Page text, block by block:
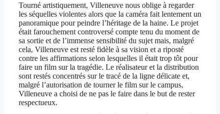
Tourné artistiquement, Villeneuve nous oblige à regarder
les séquelles violentes alors que la caméra fait lentement un
panoramique pour peindre l’héritage de la haine. Le projet
était farouchement controversé compte tenu du moment de
sa sortie et de l’immense sensibilité du sujet mais, malgré
cela, Villeneuve est resté fidèle à sa vision et a riposté
contre les affirmations selon lesquelles il était trop tôt pour
faire un film sur la tragédie. Le réalisateur et la distribution
sont restés concentrés sur le tracé de la ligne délicate et,
malgré l’autorisation de tourner le film sur le campus,
Villeneuve a choisi de ne pas le faire dans le but de rester
respectueux.